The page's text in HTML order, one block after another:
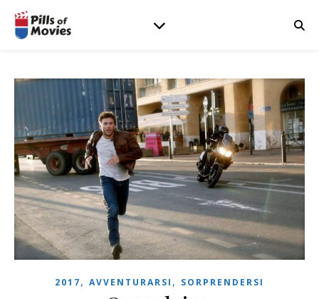
2017, AVVENTURARSI , SORPRENDERSI